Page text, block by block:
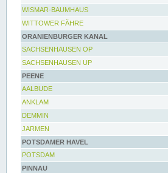
WISMAR-BAUMHAUS
WITTOWER FÄHRE
ORANIENBURGER KANAL
SACHSENHAUSEN OP
SACHSENHAUSEN UP
PEENE
AALBUDE
ANKLAM
DEMMIN
JARMEN
POTSDAMER HAVEL
POTSDAM
PINNAU